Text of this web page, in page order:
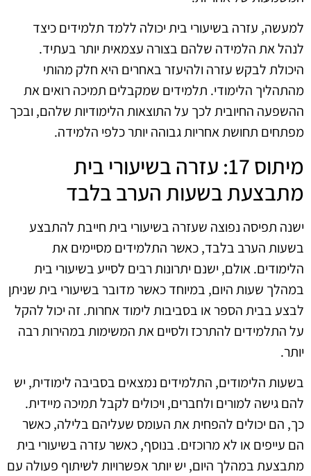
למעשה, עזרה בשיעורי בית יכולה ללמד תלמידים כיצד
לנהל את הלמידה שלהם בצורה עצמאית יותר בעתיד.
היכולת לבקש עזרה ולהיעזר באחרים היא חלק מהותי
מהתהליך הלימודי. תלמידים שמקבלים תמיכה רואים את
ההשפעה החיובית לכך על התוצאות הלימודיות שלהם, ובכך
מפתחים תחושת אחריות גבוהה יותר כלפי הלמידה.
מיתוס 17: עזרה בשיעורי בית
מתבצעת בשעות הערב בלבד
ישנה תפיסה נפוצה שעזרה בשיעורי בית חייבת להתבצע
בשעות הערב בלבד, כאשר התלמידים מסיימים את
הלימודים. אולם, ישנם יתרונות רבים לסייע בשיעורי בית
במהלך שעות היום, במיוחד כאשר מדובר בשיעורי בית שניתן
לבצע בבית הספר או בסביבות לימוד אחרות. זה יכול להקל
על התלמידים להתרכז ולסיים את המשימות במהירות רבה
יותר.
בשעות הלימודים, התלמידים נמצאים בסביבה לימודית, יש
להם גישה למורים ולחברים, ויכולים לקבל תמיכה מיידית.
כך, הם יכולים להפחית את העומס שעליהם בלילה, כאשר
הם עייפים או לא מרוכזים. בנוסף, כאשר עזרה בשיעורי בית
מתבצעת במהלך היום, יש יותר אפשרויות לשיתוף פעולה עם